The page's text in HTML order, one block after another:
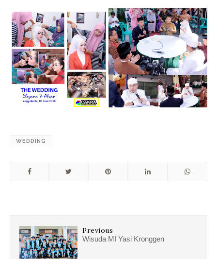
WEDDING
Previous
Wisuda MI Yasi Kronggen